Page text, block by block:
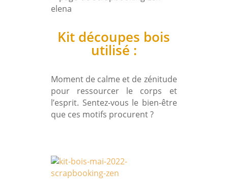
Kit découpes bois
utilisé :
Moment de calme et de zénitude
pour ressourcer le corps et
l’esprit. Sentez-vous le bien-être
que ces motifs procurent ?